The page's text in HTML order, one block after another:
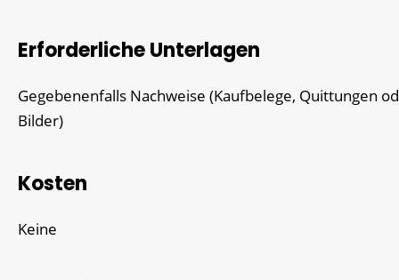
Erforderliche Unterlagen
Gegebenenfalls Nachweise (Kaufbelege, Quittungen
Bilder)
Kosten
Keine